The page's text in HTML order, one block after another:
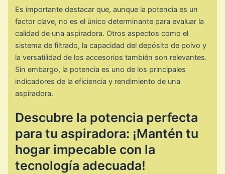
Es importante destacar que, aunque la potencia es un
factor clave, no es el único determinante para evaluar la
calidad de una aspiradora. Otros aspectos como el
sistema de filtrado, la capacidad del depósito de polvo y
la versatilidad de los accesorios también son relevantes.
Sin embargo, la potencia es uno de los principales
indicadores de la eficiencia y rendimiento de una
aspiradora.
Descubre la potencia perfecta
para tu aspiradora: ¡Mantén tu
hogar impecable con la
tecnología adecuada!